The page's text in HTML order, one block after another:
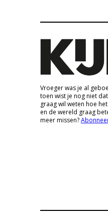
Vroeger was je al
toen wist je nog niet
graag wil weten hoe
en de wereld graag
meer missen?